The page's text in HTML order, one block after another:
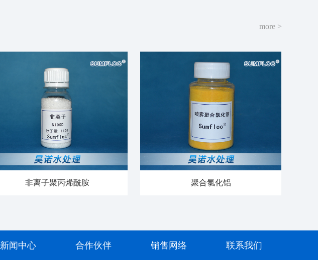
more >
非离子聚丙烯酰胺 聚合氯化铝
新闻中心 合作伙伴 销售网络 联系我们